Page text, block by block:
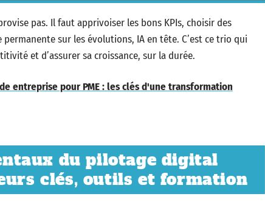
pas. Il faut apprivoiser les bons KPIs, choisir des
sur les évolutions, IA en tête. C’est ce trio qui
et d’assurer sa croissance, sur la durée.
entreprise pour PME : les clés d'une transformation
du pilotage digital
clés, outils et formation